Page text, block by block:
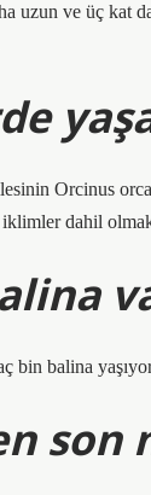
uzun ve üç kat
Orcinus
dahil
bin balina
son